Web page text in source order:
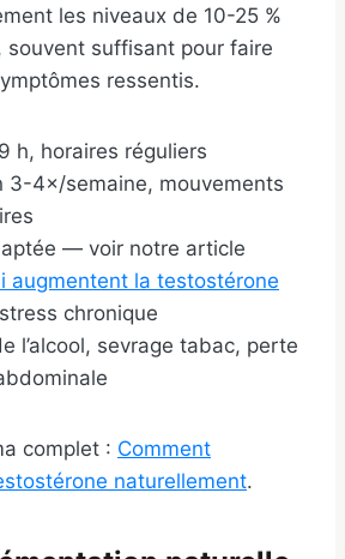
les niveaux de 10-25 %
souvent suffisant pour faire
ressentis.
h, horaires réguliers
3-4×/semaine, mouvements
— voir notre article
augmentent la testostérone
chronique
l’alcool, sevrage tabac, perte
complet : Comment
naturellement.